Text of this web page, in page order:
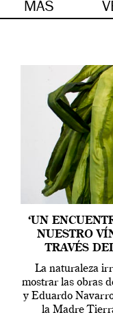
MÁS
‘UN
NUESTRO
TRAVÉS
La naturaleza
mostrar las obras
y Eduardo
la Madre